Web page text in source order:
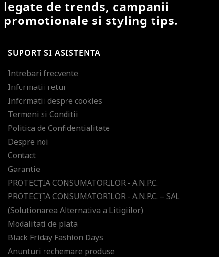
legate de trends, campanii
promotionale si styling tips.
SUPORT SI ASISTENTA
Intrebari frecvente
Informatii retur
Informatii despre cookies
Termeni si Conditii
Politica de Confidentialitate
Despre noi
Contact
Garantie
PROTECŢIA CONSUMATORILOR - A.N.P.C.
PROTECŢIA CONSUMATORILOR - A.N.P.C. – SAL
(Solutionarea Alternativa a Litigiilor)
Modalitati de plata
Black Friday Fashion Days
Anunturi rechemare produse